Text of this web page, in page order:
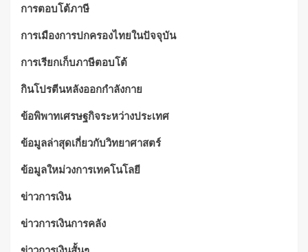
การตอบโต้ภาษี
การเมืองการปกครองไทยในปัจจุบัน
การเรียกเก็บภาษีตอบโต้
กินโปรตีนหลังออกกำลังกาย
ข้อพิพาทเศรษฐกิจระหว่างประเทศ
ข้อมูลล่าสุดเกี่ยวกับวิทยาศาสตร์
ข้อมูลใหม่วงการเทคโนโลยี
ข่าวการเงิน
ข่าวการเงินการคลัง